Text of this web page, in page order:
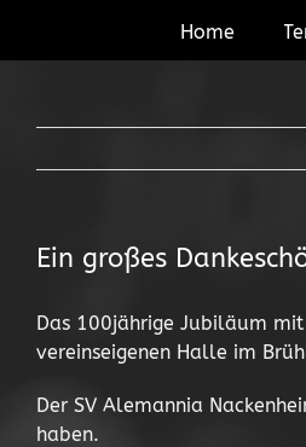
Home
Ein großes
Das 100jährige Jubiläum
vereinseigenen Halle im
Der SV Alemannia
haben.